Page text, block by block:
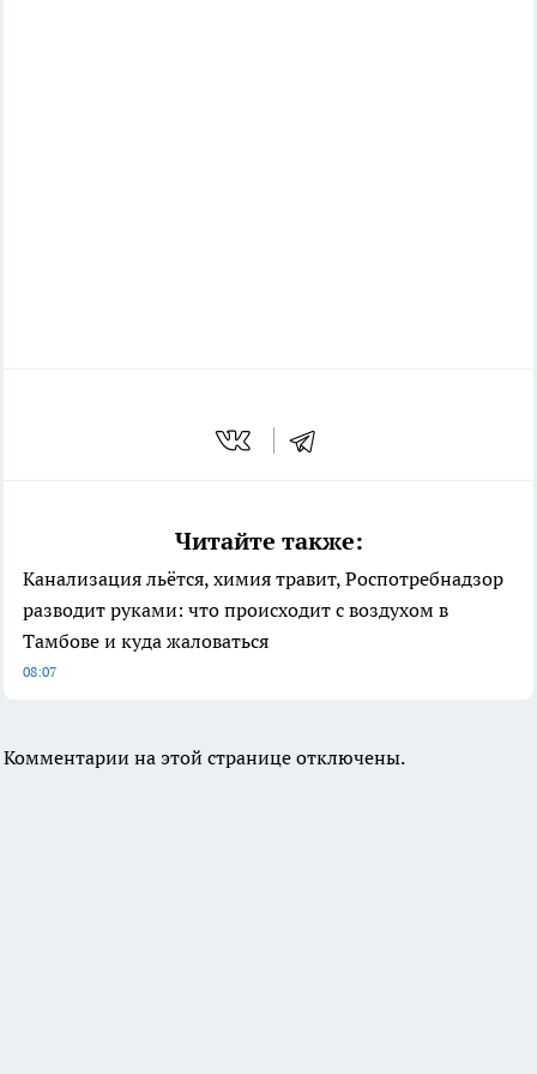
Читайте также:
Канализация льётся, химия травит, Роспотребнадзор
разводит руками: что происходит с воздухом в
Тамбове и куда жаловаться
08:07
Комментарии на этой странице отключены.